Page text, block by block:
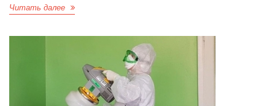
Читать далее